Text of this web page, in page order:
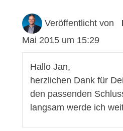
Veröffentlicht von
Mai 2015 um 15:29
Hallo Jan,
herzlichen Dank für
den passenden
langsam werde ich